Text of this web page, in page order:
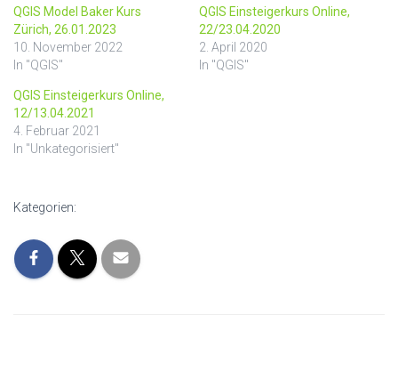
QGIS Model Baker Kurs
Zürich, 26.01.2023
10. November 2022
In "QGIS"
QGIS Einsteigerkurs Online,
22/23.04.2020
2. April 2020
In "QGIS"
QGIS Einsteigerkurs Online,
12/13.04.2021
4. Februar 2021
In "Unkategorisiert"
Kategorien: